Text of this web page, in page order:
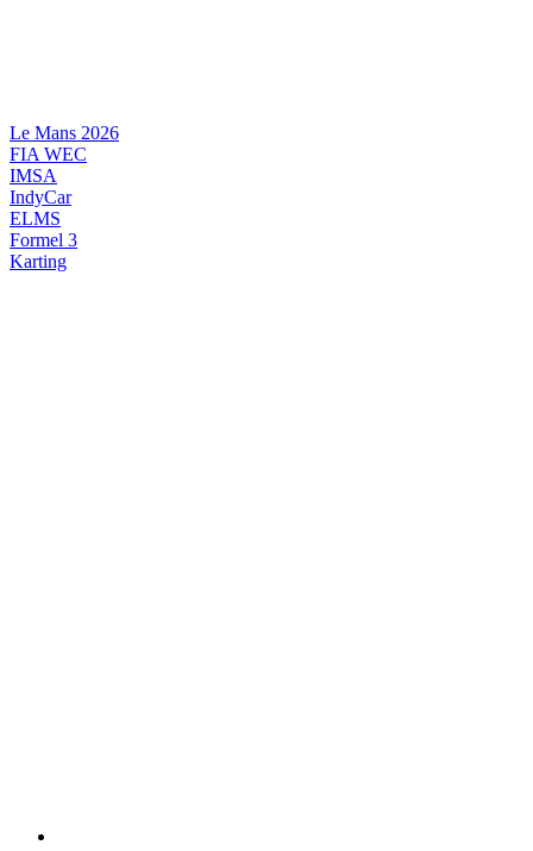
Le Mans 2026
FIA WEC
IMSA
IndyCar
ELMS
Formel 3
Karting